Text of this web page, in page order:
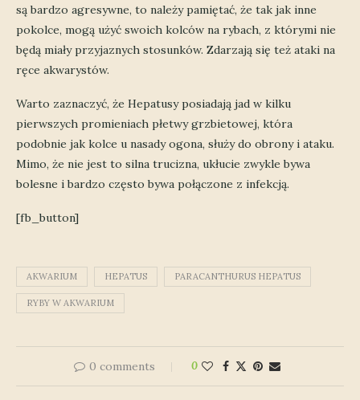
są bardzo agresywne, to należy pamiętać, że tak jak inne
pokolce, mogą użyć swoich kolców na rybach, z którymi nie
będą miały przyjaznych stosunków. Zdarzają się też ataki na
ręce akwarystów.
Warto zaznaczyć, że Hepatusy posiadają jad w kilku
pierwszych promieniach płetwy grzbietowej, która
podobnie jak kolce u nasady ogona, służy do obrony i ataku.
Mimo, że nie jest to silna trucizna, ukłucie zwykle bywa
bolesne i bardzo często bywa połączone z infekcją.
[fb_button]
AKWARIUM HEPATUS PARACANTHURUS HEPATUS
RYBY W AKWARIUM
0 comments 0